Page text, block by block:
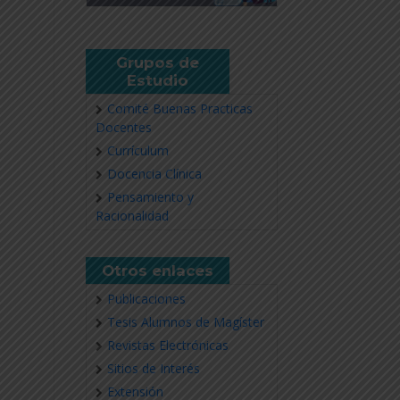
Grupos de
Estudio
Comité Buenas Practicas
Docentes
Currículum
Docencia Clínica
Pensamiento y
Racionalidad
Otros enlaces
Publicaciones
Tesis Alumnos de Magíster
Revistas Electrónicas
Sitios de Interés
Extensión